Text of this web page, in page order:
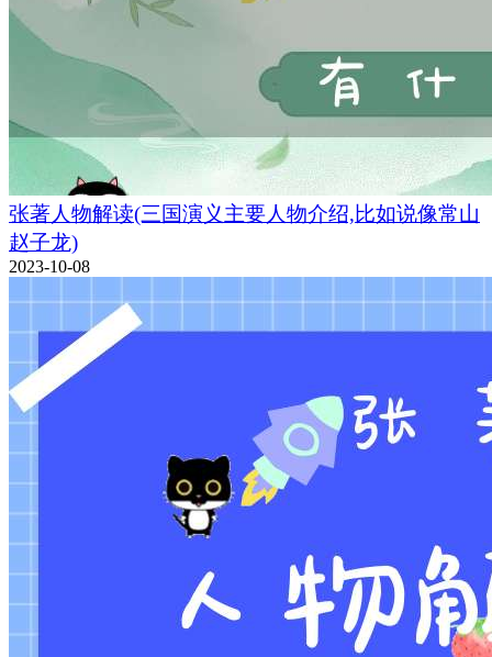
张著人物解读(三国演义主要人物介绍,比如说像常山
赵子龙)
2023-10-08